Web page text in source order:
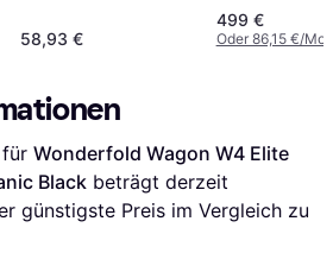
58,93 €
499 €
Oder 86,15 €/
Wonderfold Wagon W4 Elite
Black